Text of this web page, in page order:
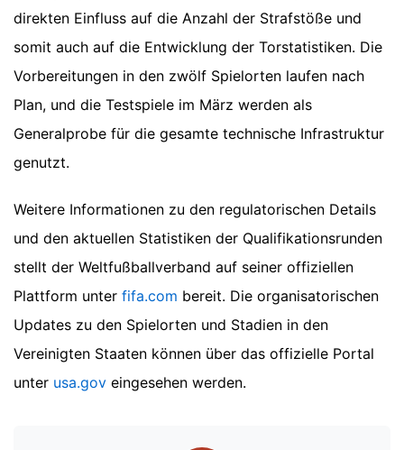
direkten Einfluss auf die Anzahl der Strafstöße und
somit auch auf die Entwicklung der Torstatistiken. Die
Vorbereitungen in den zwölf Spielorten laufen nach
Plan, und die Testspiele im März werden als
Generalprobe für die gesamte technische Infrastruktur
genutzt.
Weitere Informationen zu den regulatorischen Details
und den aktuellen Statistiken der Qualifikationsrunden
stellt der Weltfußballverband auf seiner offiziellen
Plattform unter fifa.com bereit. Die organisatorischen
Updates zu den Spielorten und Stadien in den
Vereinigten Staaten können über das offizielle Portal
unter usa.gov eingesehen werden.